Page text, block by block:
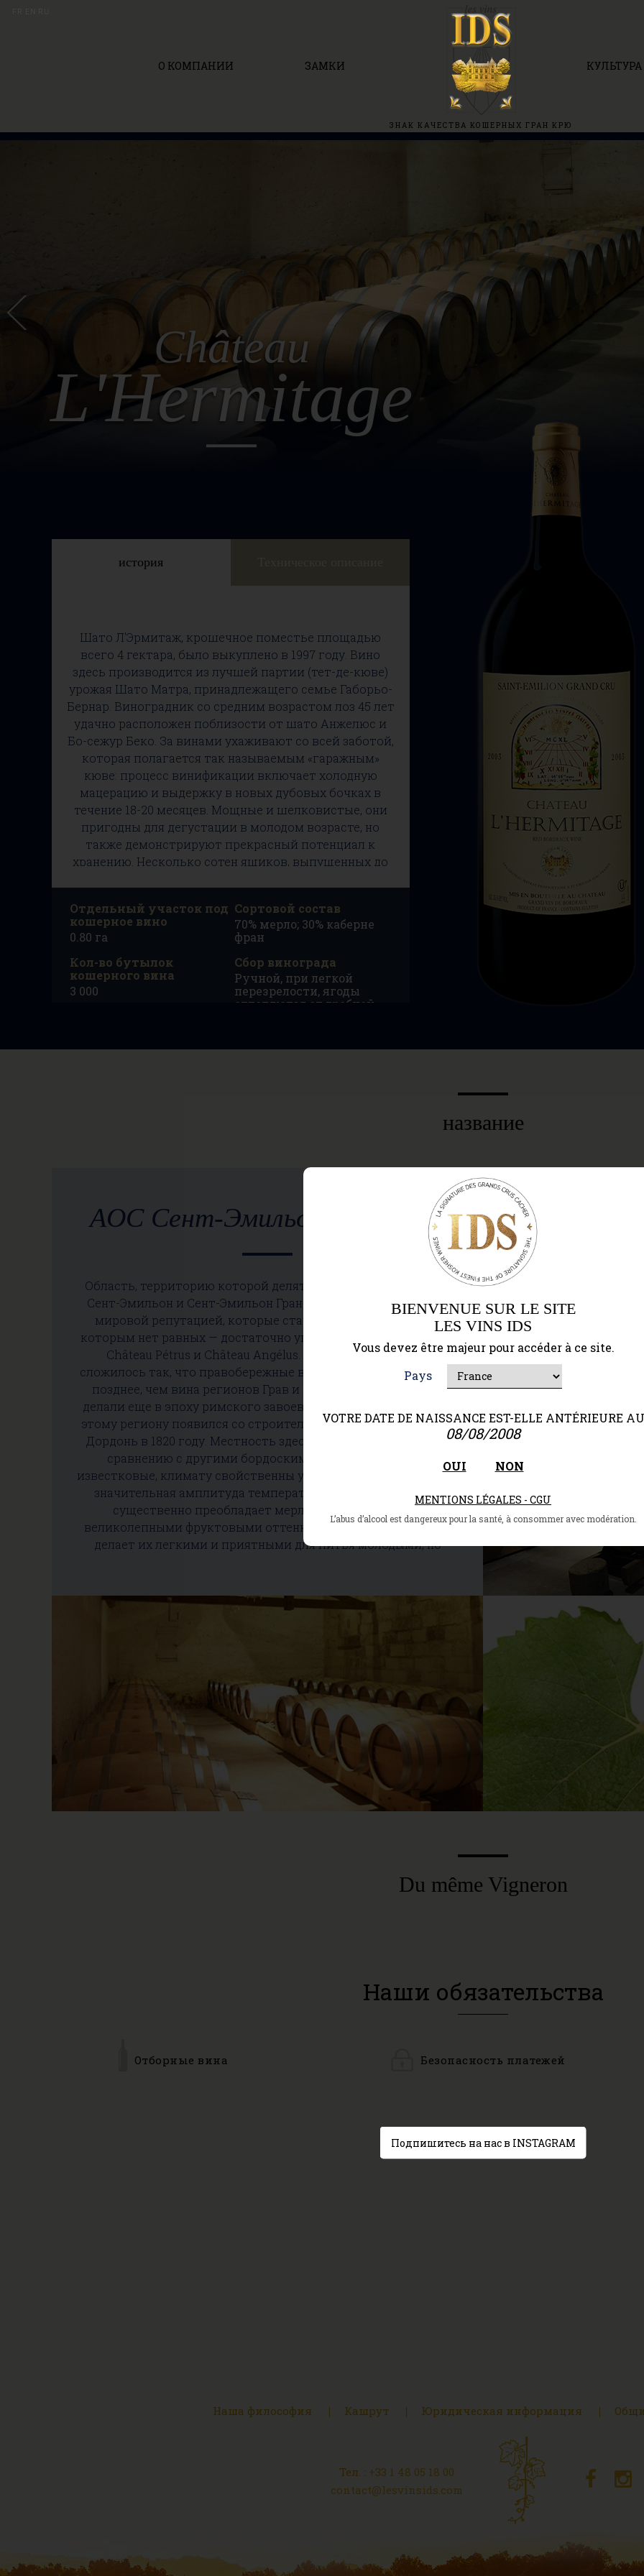
О КОМПАНИИ ЗАМКИ
ЗНАК КАЧЕСТВА КОШЕРНЫХ ГРАН КРЮ
Château
L'Hermitage
история
Шато Л'Эрмитаж, крошечное поместье площадью
всего 4 гектара, было выкуплено в 1997 году. Вино
здесь производится из лучшей партии (тет-де-кюве)
урожая Шато Матра, принадлежащего семье Габорьо-
Бернар. Виноградник со средним возрастом лоз 45 лет
удачно расположен поблизости от шато Анжелюс и
Бо-сежур Беко. За винами ухаживают со всей заботой,
которая полагается так называемым «гаражным»
кюве: процесс винификации включает холодную
мацерацию и выдержку в новых дубовых бочках в
течение 18-20 месяцев. Мощные и шелковистые, они
пригодны для дегустации в молодом возрасте, но
также демонстрируют прекрасный потенциал к
хранению. Несколько сотен ящиков, выпущенных до
Отдельный участок под
кошерное вино
0.80 га
Сортовой состав
70% мерло; 30% каберне
фран
Кол-во бутылок
кошерного вина
3 000
Сбор винограда
Ручной, при легкой
перезрелости, ягоды
отделяются от гребней
название
AOC Сент-Эмильон Гран Крю
Область, территорию которой делят между собой два АОС —
Сент-Эмильон и Сент-Эмильон Гран Крю, производит вина с
мировой репутацией, которые стараются копировать но,
которым нет равных — достаточно упомянуть Château Ausone,
Château Pétrus и Château Angélus. Однако исторически
сложилось так, что правобережные вина получили признание
позднее, чем вина регионов Грав и Медок. Хотя вино здесь
делали еще в эпоху римского завоевания, в XI веке, интерес к
этому региону появился со строительством моста через реку
Дордонь в 1820 году. Местность здесь совершенно другая по
сравнению с другими бордоскими областями: почвы
известковые, климату свойственны умеренное влияние моря и
значительная амплитуда температур, в сортах винограда
существенно преобладает мерло. Он наделяет вина
великолепными фруктовыми оттенками и округлостью, что
делает их легкими и приятными для питья молодыми, но
Эмильон — возможно, самый «доступный» регион для
знакомства с великими винами Бордо. Статус Гран Крю
Du même Vigneron
Наши обязательства
Отборные вина Безопасность платежей
Подпишитесь на нас в INSTAGRAM
Наша философия Кашрут Юридическая информация
Тел. : +33 1 48 05 18 00
contact@lesvinsids.com
BIENVENUE SUR LE SITE
LES VINS IDS
Vous devez être majeur pour accéder à ce site.
Pays
VOTRE DATE DE NAISSANCE EST-ELLE ANTÉRIEURE AU
08/08/2008
OUI NON
MENTIONS LÉGALES - CGU
L’abus d’alcool est dangereux pour la santé, à consommer avec modération.